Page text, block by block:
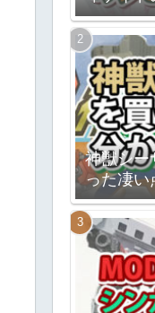
神獣シー
った凄い